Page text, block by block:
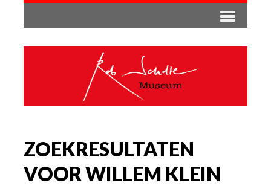
ZOEKRESULTATEN
VOOR WILLEM KLEIN